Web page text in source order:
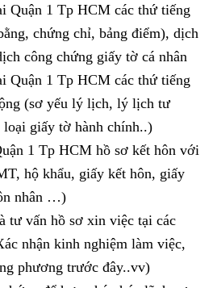
Quận 1 Tp HCM các thứ tiếng
chứng chỉ, bảng điểm), dịch
công chứng giấy tờ cá nhân
Quận 1 Tp HCM các thứ tiếng
(sơ yếu lý lịch, lý lịch tư
loại giấy tờ hành chính..)
1 Tp HCM hồ sơ kết hôn với
hộ khẩu, giấy kết hôn, giấy
nhân …)
tư vấn hồ sơ xin việc tại các
nhận kinh nghiệm làm việc,
phương trước đây..vv)